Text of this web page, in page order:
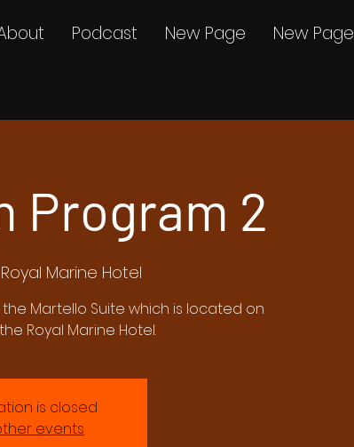
Podcast New Page New Page
Program 2
Royal Marine Hotel
Martello Suite which is located on
Royal Marine Hotel.
is closed
events